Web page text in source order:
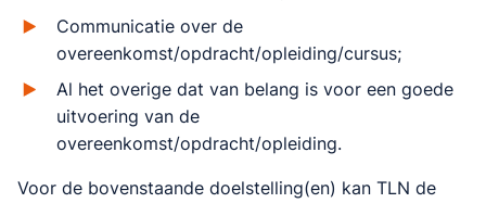
Communicatie over de
overeenkomst/opdracht/opleiding/cursus;
Al het overige dat van belang is voor een goede
uitvoering van de
overeenkomst/opdracht/opleiding.
Voor de bovenstaande doelstelling(en) kan TLN de